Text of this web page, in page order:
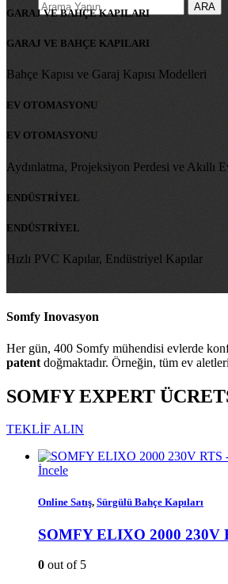
ARA
GARAJ VE BAHÇE KAPILARI
GARAJ VE BAHÇE KAPILARI
Bahçe Kapısı ve Garaj Kapısı Modelleri
EV OTOMASYONU
EV OTOMASYONU
Aydınlatma, Projeksiyon Perdesi ve Akıllı
ENDÜSTRİYEL
ENDÜSTRİYEL
Hızlı PVC Kapılar, Endüstriyel Kapılar
Somfy Inovasyon
Her gün, 400 Somfy mühendisi evlerde
patent doğmaktadır. Örneğin, tüm ev
SOMFY EXPERT
TEKLİF ALIN
İncele
Online Satış, Sürgülü Bahçe Kapıları
SOMFY ELIXO 2000 230V
0 out of 5